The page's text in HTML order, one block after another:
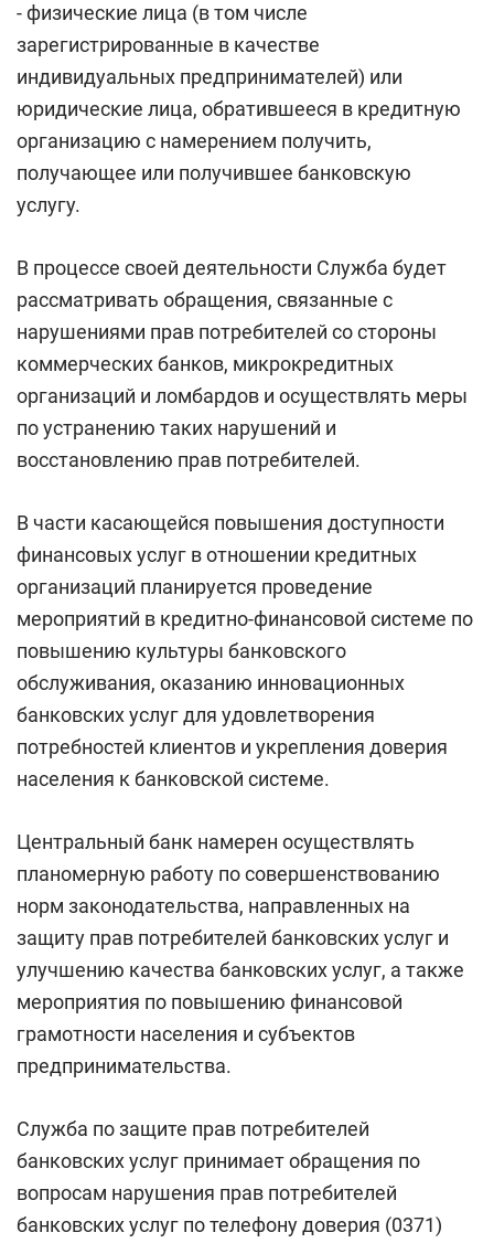
- физические лица (в том числе
зарегистрированные в качестве
индивидуальных предпринимателей) или
юридические лица, обратившееся в кредитную
организацию с намерением получить,
получающее или получившее банковскую
услугу.
В процессе своей деятельности Служба будет
рассматривать обращения, связанные с
нарушениями прав потребителей со стороны
коммерческих банков, микрокредитных
организаций и ломбардов и осуществлять меры
по устранению таких нарушений и
восстановлению прав потребителей.
В части касающейся повышения доступности
финансовых услуг в отношении кредитных
организаций планируется проведение
мероприятий в кредитно-финансовой системе по
повышению культуры банковского
обслуживания, оказанию инновационных
банковских услуг для удовлетворения
потребностей клиентов и укрепления доверия
населения к банковской системе.
Центральный банк намерен осуществлять
планомерную работу по совершенствованию
норм законодательства, направленных на
защиту прав потребителей банковских услуг и
улучшению качества банковских услуг, а также
мероприятия по повышению финансовой
грамотности населения и субъектов
предпринимательства.
Служба по защите прав потребителей
банковских услуг принимает обращения по
вопросам нарушения прав потребителей
банковских услуг по телефону доверия (0371)